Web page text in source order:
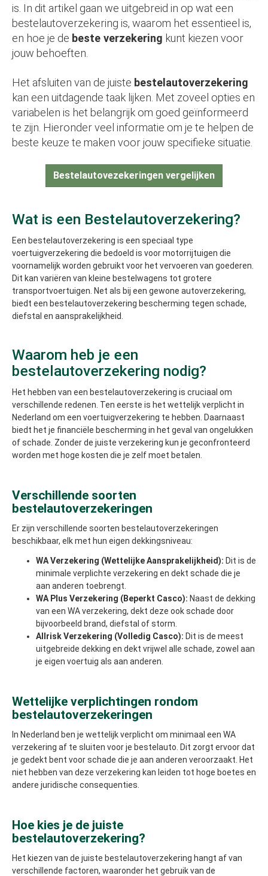
is. In dit artikel gaan we uitgebreid in op wat een
bestelautoverzekering is, waarom het essentieel is,
en hoe je de beste verzekering kunt kiezen voor
jouw behoeften.
Het afsluiten van de juiste bestelautoverzekering
kan een uitdagende taak lijken. Met zoveel opties en
variabelen is het belangrijk om goed geïnformeerd
te zijn. Hieronder veel informatie om je te helpen de
beste keuze te maken voor jouw specifieke situatie.
Bestelautovezekeringen vergelijken
Wat is een Bestelautoverzekering?
Een bestelautoverzekering is een speciaal type
voertuigverzekering die bedoeld is voor motorrijtuigen die
voornamelijk worden gebruikt voor het vervoeren van goederen.
Dit kan variëren van kleine bestelwagens tot grotere
transportvoertuigen. Net als bij een gewone autoverzekering,
biedt een bestelautoverzekering bescherming tegen schade,
diefstal en aansprakelijkheid.
Waarom heb je een
bestelautoverzekering nodig?
Het hebben van een bestelautoverzekering is cruciaal om
verschillende redenen. Ten eerste is het wettelijk verplicht in
Nederland om een voertuigverzekering te hebben. Daarnaast
biedt het je financiële bescherming in het geval van ongelukken
of schade. Zonder de juiste verzekering kun je geconfronteerd
worden met hoge kosten die je zelf moet betalen.
Verschillende soorten
bestelautoverzekeringen
Er zijn verschillende soorten bestelautoverzekeringen
beschikbaar, elk met hun eigen dekkingsniveau:
WA Verzekering (Wettelijke Aansprakelijkheid): Dit is de
minimale verplichte verzekering en dekt schade die je
aan anderen toebrengt.
WA Plus Verzekering (Beperkt Casco): Naast de dekking
van een WA verzekering, dekt deze ook schade door
bijvoorbeeld brand, diefstal of storm.
Allrisk Verzekering (Volledig Casco): Dit is de meest
uitgebreide dekking en dekt vrijwel alle schade, zowel aan
je eigen voertuig als aan anderen.
Wettelijke verplichtingen rondom
bestelautoverzekeringen
In Nederland ben je wettelijk verplicht om minimaal een WA
verzekering af te sluiten voor je bestelauto. Dit zorgt ervoor dat
je gedekt bent voor schade die je aan anderen veroorzaakt. Het
niet hebben van deze verzekering kan leiden tot hoge boetes en
andere juridische consequenties.
Hoe kies je de juiste
bestelautoverzekering?
Het kiezen van de juiste bestelautoverzekering hangt af van
verschillende factoren, waaronder het gebruik van de